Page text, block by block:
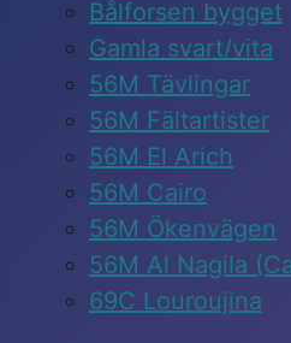
Bålforsen bygget
Gamla svart/vita
56M Tävlingar
56M Fältartister
56M El Arich
56M Cairo
56M Ökenvägen
56M Al Nagila
69C Louroujina